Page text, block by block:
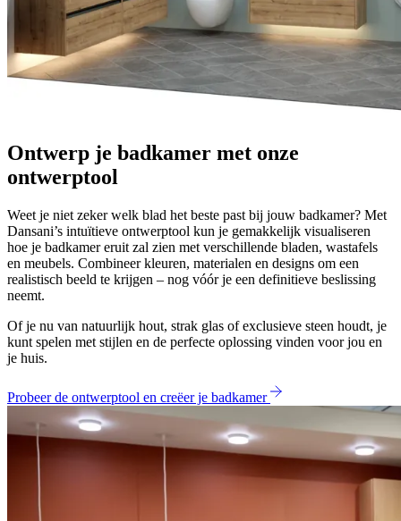
Ontwerp je badkamer met onze
ontwerptool
Weet je niet zeker welk blad het beste past bij jouw badkamer? Met
Dansani’s intuïtieve ontwerptool kun je gemakkelijk visualiseren
hoe je badkamer eruit zal zien met verschillende bladen, wastafels
en meubels. Combineer kleuren, materialen en designs om een
realistisch beeld te krijgen – nog vóór je een definitieve beslissing
neemt.
Of je nu van natuurlijk hout, strak glas of exclusieve steen houdt, je
kunt spelen met stijlen en de perfecte oplossing vinden voor jou en
je huis.
Probeer de ontwerptool en creëer je badkamer